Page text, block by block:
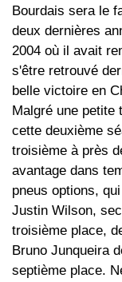
Bourdais sera le
deux dernières
2004 où il avait
s'être retrouvé
belle victoire en
Malgré une petite
cette deuxième
troisième à près
avantage dans
pneus options,
Justin Wilson,
troisième place,
Bruno Junqueira
septième place.